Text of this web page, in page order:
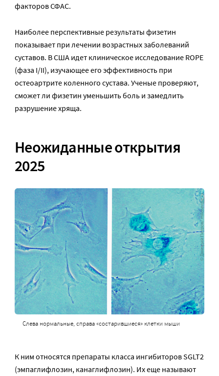
факторов СФАС.
Наиболее перспективные результаты физетин
показывает при лечении возрастных заболеваний
суставов. В США идет клиническое исследование ROPE
(фаза I/II), изучающее его эффективность при
остеоартрите коленного сустава. Ученые проверяют,
сможет ли физетин уменьшить боль и замедлить
разрушение хряща.
Неожиданные открытия
2025
Слева нормальные, справа «состарившиеся» клетки мыши
К ним относятся препараты класса ингибиторов SGLT2
(эмпаглифлозин, канаглифлозин). Их еще называют